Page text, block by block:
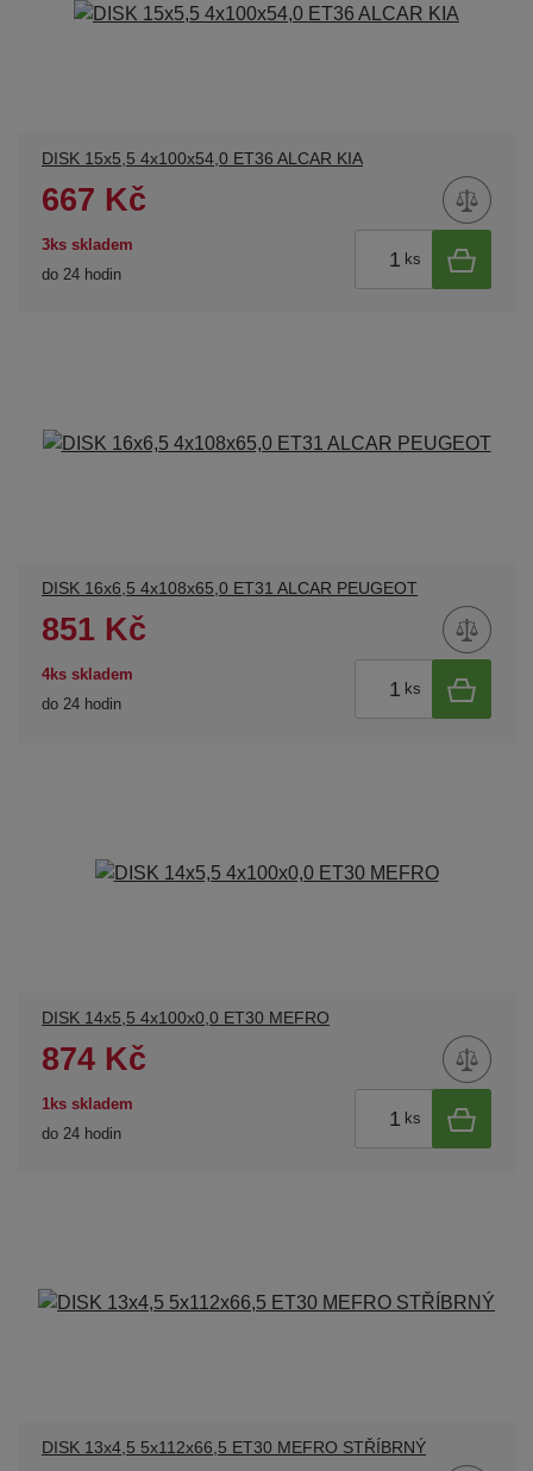
DISK 15x5,5 4x100x54,0 ET36 ALCAR KIA
667 Kč
3ks skladem
do 24 hodin
ks
DISK 16x6,5 4x108x65,0 ET31 ALCAR PEUGEOT
851 Kč
4ks skladem
do 24 hodin
ks
DISK 14x5,5 4x100x0,0 ET30 MEFRO
874 Kč
1ks skladem
do 24 hodin
ks
DISK 13x4,5 5x112x66,5 ET30 MEFRO STŘÍBRNÝ